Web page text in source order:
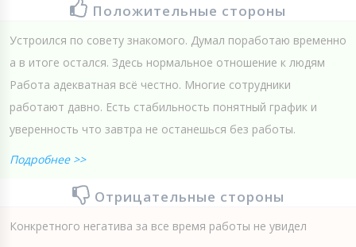
Положительные стороны
Устроился по совету знакомого. Думал поработаю временно
а в итоге остался. Здесь нормальное отношение к людям
Работа адекватная всё честно. Многие сотрудники
работают давно. Есть стабильность понятный график и
уверенность что завтра не останешься без работы.
Подробнее >>
Отрицательные стороны
Конкретного негатива за все время работы не увидел